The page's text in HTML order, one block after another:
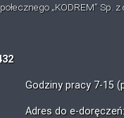
„KODREM” Sp. z
Godziny pracy 7-15
Adres do e-